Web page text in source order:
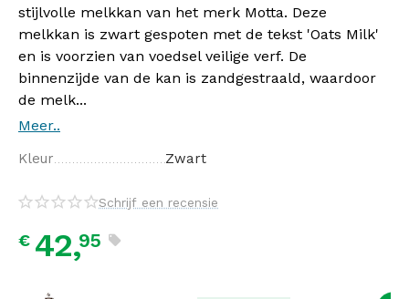
stijlvolle melkkan van het merk Motta. Deze
melkkan is zwart gespoten met de tekst 'Oats Milk'
en is voorzien van voedsel veilige verf. De
binnenzijde van de kan is zandgestraald, waardoor
de melk...
Meer..
Kleur Zwart
Schrijf een recensie
€ 42,95